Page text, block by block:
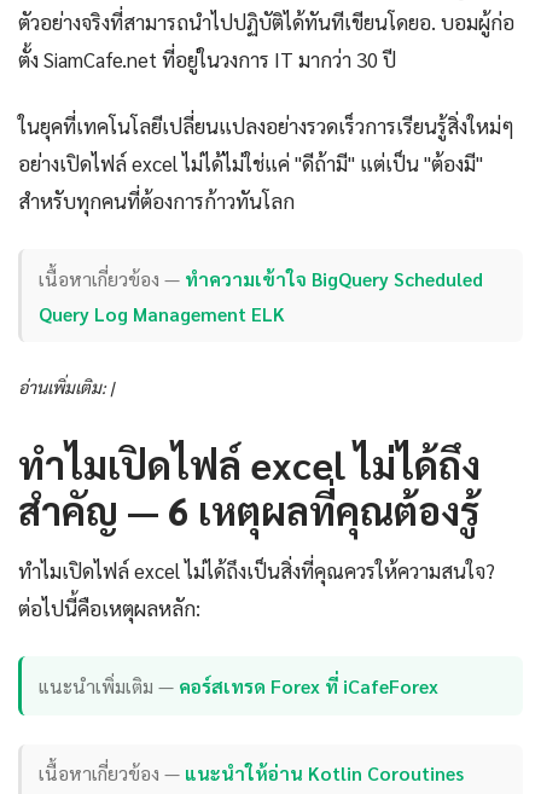
ตัวอย่างจริงที่สามารถนำไปปฏิบัติได้ทันทีเขียนโดยอ. บอมผู้ก่อ
ตั้ง SiamCafe.net ที่อยู่ในวงการ IT มากว่า 30 ปี
ในยุคที่เทคโนโลยีเปลี่ยนแปลงอย่างรวดเร็วการเรียนรู้สิ่งใหม่ๆ
อย่างเปิดไฟล์ excel ไม่ได้ไม่ใช่แค่ "ดีถ้ามี" แต่เป็น "ต้องมี"
สำหรับทุกคนที่ต้องการก้าวทันโลก
เนื้อหาเกี่ยวข้อง — ทำความเข้าใจ BigQuery Scheduled
Query Log Management ELK
อ่านเพิ่มเติม: |
ทำไมเปิดไฟล์ excel ไม่ได้ถึง
สำคัญ — 6 เหตุผลที่คุณต้องรู้
ทำไมเปิดไฟล์ excel ไม่ได้ถึงเป็นสิ่งที่คุณควรให้ความสนใจ?
ต่อไปนี้คือเหตุผลหลัก:
แนะนำเพิ่มเติม — คอร์สเทรด Forex ที่ iCafeForex
เนื้อหาเกี่ยวข้อง — แนะนำให้อ่าน Kotlin Coroutines